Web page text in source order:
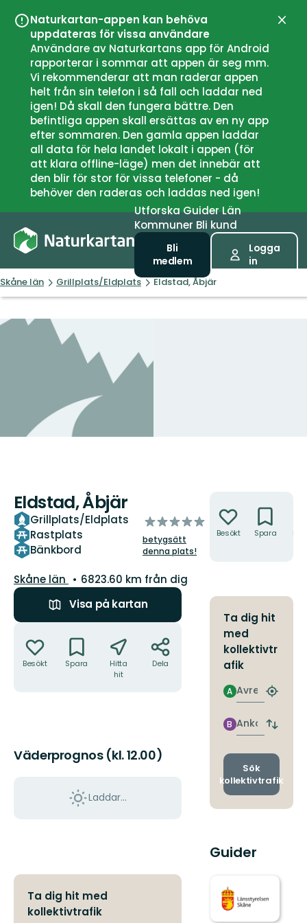
Naturkartan-appen kan behöva
uppdateras för vissa användare
Användare av Naturkartans app för Android
rapporterar i sommar att appen är seg mm.
Vi rekommenderar att man raderar appen
helt från sin telefon i så fall och laddar ned
igen! Då skall den fungera bättre. Den
befintliga appen skall ersättas av en ny app
efter sommaren. Den gamla appen laddar
all data för hela landet lokalt i appen (för
att klara offline-läge) men det innebär att
den blir för stor för vissa telefoner - då
behöver den raderas och laddas ned igen!
UtforskaGuiderLän
Kommuner Bli kund
Bli
medlem
Logga
in
Skåne län Grillplats/Eldplats Eldstad, Åbjär
Eldstad, Åbjär
Grillplats/Eldplats
Rastplats
Bänkbord
av
5
stjärnor
betygsätt
denna plats!
Län:
Skåne län
6823.60 km från dig
Visa på kartan
Besökt Spara
Hitta
hit
Dela
Väderprognos (kl. 12.00)
Laddar...
Ta dig hit med
kollektivtrafik
Besökt Spara
Ta dig hit
med
kollektivtr
afik
Avresa
A
Hitta
Ankomst
B
Byt
och
Sök
kollektivtrafik
Guider